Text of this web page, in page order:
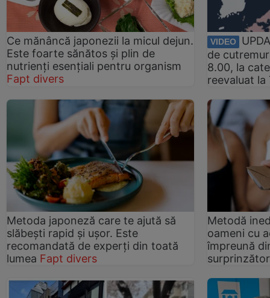
Ce mănâncă japonezii la micul dejun.
Este foarte sănătos și plin de
nutrienți esențiali pentru organism
Fapt divers
VIDEO
de
8.00, la
reevaluat la
Metoda japoneză care te ajută să
slăbești rapid și ușor. Este
recomandată de experți din toată
lumea Fapt divers
Metodă
oameni cu
împreună
surprinzător